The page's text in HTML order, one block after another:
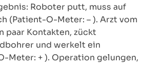
Roboter putt, muss auf
(Patient-O-Meter: – ). Arzt vom
paar Kontakten, zückt
und werkelt ein
Meter: + ). Operation gelungen,